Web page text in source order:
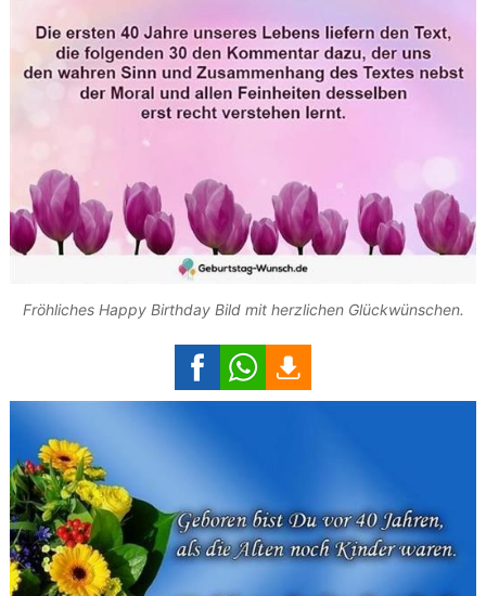
Fröhliches Happy Birthday Bild mit herzlichen Glückwünschen.